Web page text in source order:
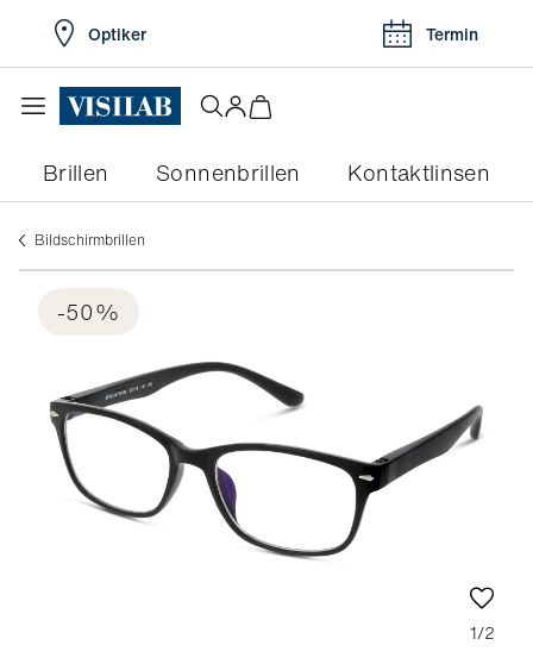
Optiker Termin
Brillen Sonnenbrillen Kontaktlinsen
Bildschirmbrillen
-50%
1/2